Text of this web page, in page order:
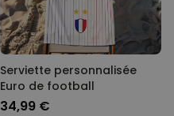
Serviette personnalisée
Euro de football
34,99 €